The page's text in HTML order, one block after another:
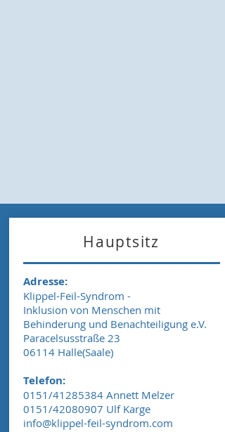
Hauptsitz
Adresse:
Klippel-Feil-Syndrom -
Inklusion von Menschen mit
Behinderung und Benachteiligung e.V.
Paracelsusstraße 23
06114 Halle(Saale)
Telefon:
0151/41285384 Annett Melzer
0151/42080907 Ulf Karge
info@klippel-feil-syndrom.com